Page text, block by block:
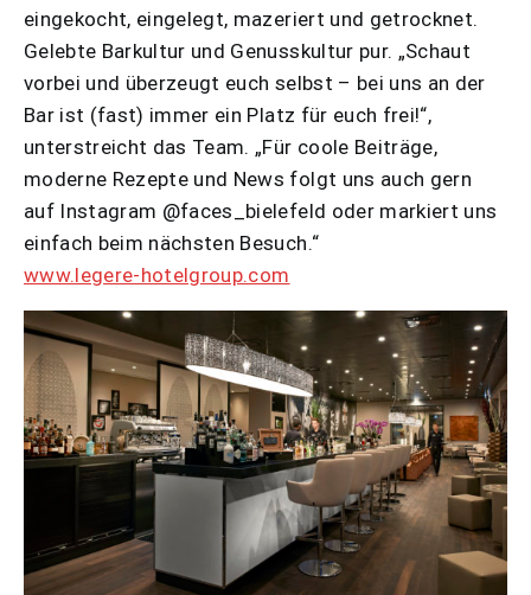
eingekocht, eingelegt, mazeriert und getrocknet.
Gelebte Barkultur und Genusskultur pur. „Schaut
vorbei und überzeugt euch selbst – bei uns an der
Bar ist (fast) immer ein Platz für euch frei!“,
unterstreicht das Team. „Für coole Beiträge,
moderne Rezepte und News folgt uns auch gern
auf Instagram @faces_bielefeld oder markiert uns
einfach beim nächsten Besuch.“
www.legere-hotelgroup.com